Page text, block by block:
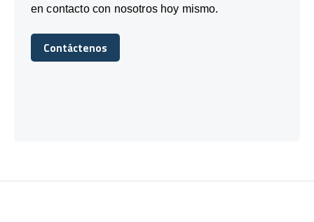
en contacto con nosotros hoy mismo.
Contáctenos
Contáctenos